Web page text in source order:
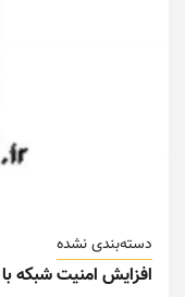
دسته‌بندی نشده
افزایش امنیت شبکه